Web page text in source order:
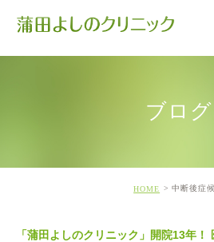
ブログ
HOME 中断後症
「蒲田よしのクリニック」開院13年